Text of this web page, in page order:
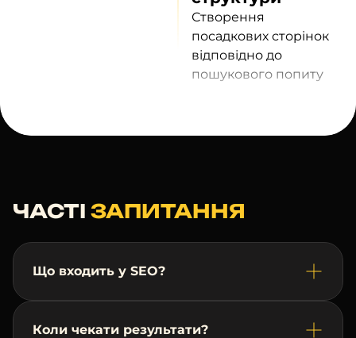
Створення
посадкових сторінок
відповідно до
пошукового попиту
оптимізація та
сторінками для
релевантності; ТЗ і
план публікацій
стратегії
ЧАСТІ ЗАПИТАННЯ
Що входить у SEO?
Коли чекати результати?